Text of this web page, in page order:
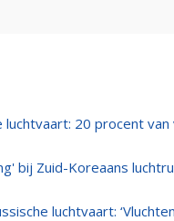
luchtvaart: 20 procent
bij Zuid-Koreaans
luchtvaart: